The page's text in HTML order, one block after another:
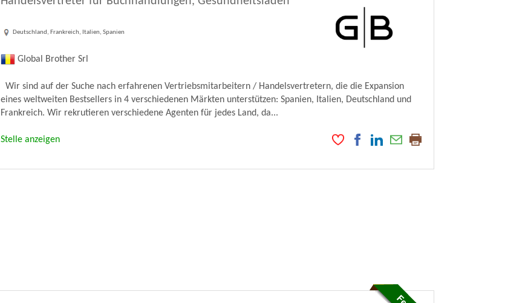
Deutschland, Frankreich, Italien, Spanien
Global Brother Srl
Wir sind auf der Suche nach erfahrenen Vertriebsmitarbeitern / Handelsvertretern, die die Expansion
eines weltweiten Bestsellers in 4 verschiedenen Märkten unterstützen: Spanien, Italien, Deutschland und
Frankreich. Wir rekrutieren verschiedene Agenten für jedes Land, da...
Stelle anzeigen